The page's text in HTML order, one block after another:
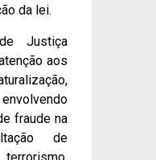
da lei.
Justiça
aos
fraude na
de